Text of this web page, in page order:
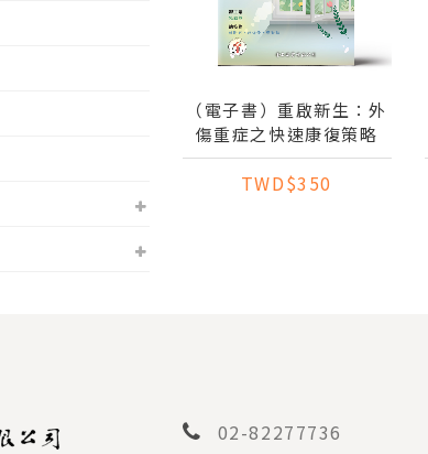
（電子書）重啟新生：外
傷重症之快速康復策略
TWD$350
02-82277736